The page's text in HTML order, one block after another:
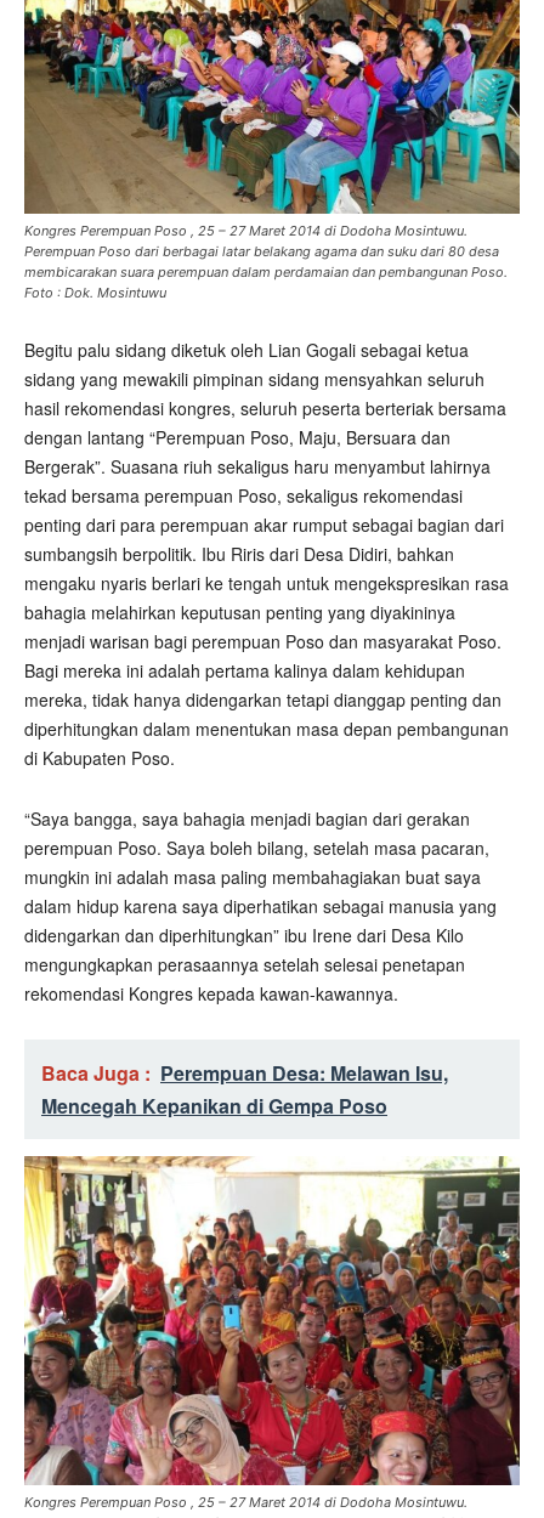
Kongres Perempuan Poso , 25 – 27 Maret 2014 di Dodoha Mosintuwu.
Perempuan Poso dari berbagai latar belakang agama dan suku dari 80 desa
membicarakan suara perempuan dalam perdamaian dan pembangunan Poso.
Foto : Dok. Mosintuwu
Begitu palu sidang diketuk oleh Lian Gogali sebagai ketua
sidang yang mewakili pimpinan sidang mensyahkan seluruh
hasil rekomendasi kongres, seluruh peserta berteriak bersama
dengan lantang “Perempuan Poso, Maju, Bersuara dan
Bergerak”. Suasana riuh sekaligus haru menyambut lahirnya
tekad bersama perempuan Poso, sekaligus rekomendasi
penting dari para perempuan akar rumput sebagai bagian dari
sumbangsih berpolitik. Ibu Riris dari Desa Didiri, bahkan
mengaku nyaris berlari ke tengah untuk mengekspresikan rasa
bahagia melahirkan keputusan penting yang diyakininya
menjadi warisan bagi perempuan Poso dan masyarakat Poso.
Bagi mereka ini adalah pertama kalinya dalam kehidupan
mereka, tidak hanya didengarkan tetapi dianggap penting dan
diperhitungkan dalam menentukan masa depan pembangunan
di Kabupaten Poso.
“Saya bangga, saya bahagia menjadi bagian dari gerakan
perempuan Poso. Saya boleh bilang, setelah masa pacaran,
mungkin ini adalah masa paling membahagiakan buat saya
dalam hidup karena saya diperhatikan sebagai manusia yang
didengarkan dan diperhitungkan” ibu Irene dari Desa Kilo
mengungkapkan perasaannya setelah selesai penetapan
rekomendasi Kongres kepada kawan-kawannya.
Baca Juga : Perempuan Desa: Melawan Isu,
Mencegah Kepanikan di Gempa Poso
Kongres Perempuan Poso , 25 – 27 Maret 2014 di Dodoha Mosintuwu.